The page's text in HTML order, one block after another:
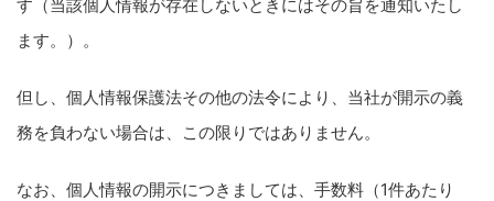
す（当該個人情報が存在しないときにはその旨を通知いたし
ます。）。
但し、個人情報保護法その他の法令により、当社が開示の義
務を負わない場合は、この限りではありません。
なお、個人情報の開示につきましては、手数料（1件あたり